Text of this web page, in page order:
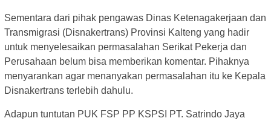
Sementara dari pihak pengawas Dinas Ketenagakerjaan dan
Transmigrasi (Disnakertrans) Provinsi Kalteng yang hadir
untuk menyelesaikan permasalahan Serikat Pekerja dan
Perusahaan belum bisa memberikan komentar. Pihaknya
menyarankan agar menanyakan permasalahan itu ke Kepala
Disnakertrans terlebih dahulu.
Adapun tuntutan PUK FSP PP KSPSI PT. Satrindo Jaya